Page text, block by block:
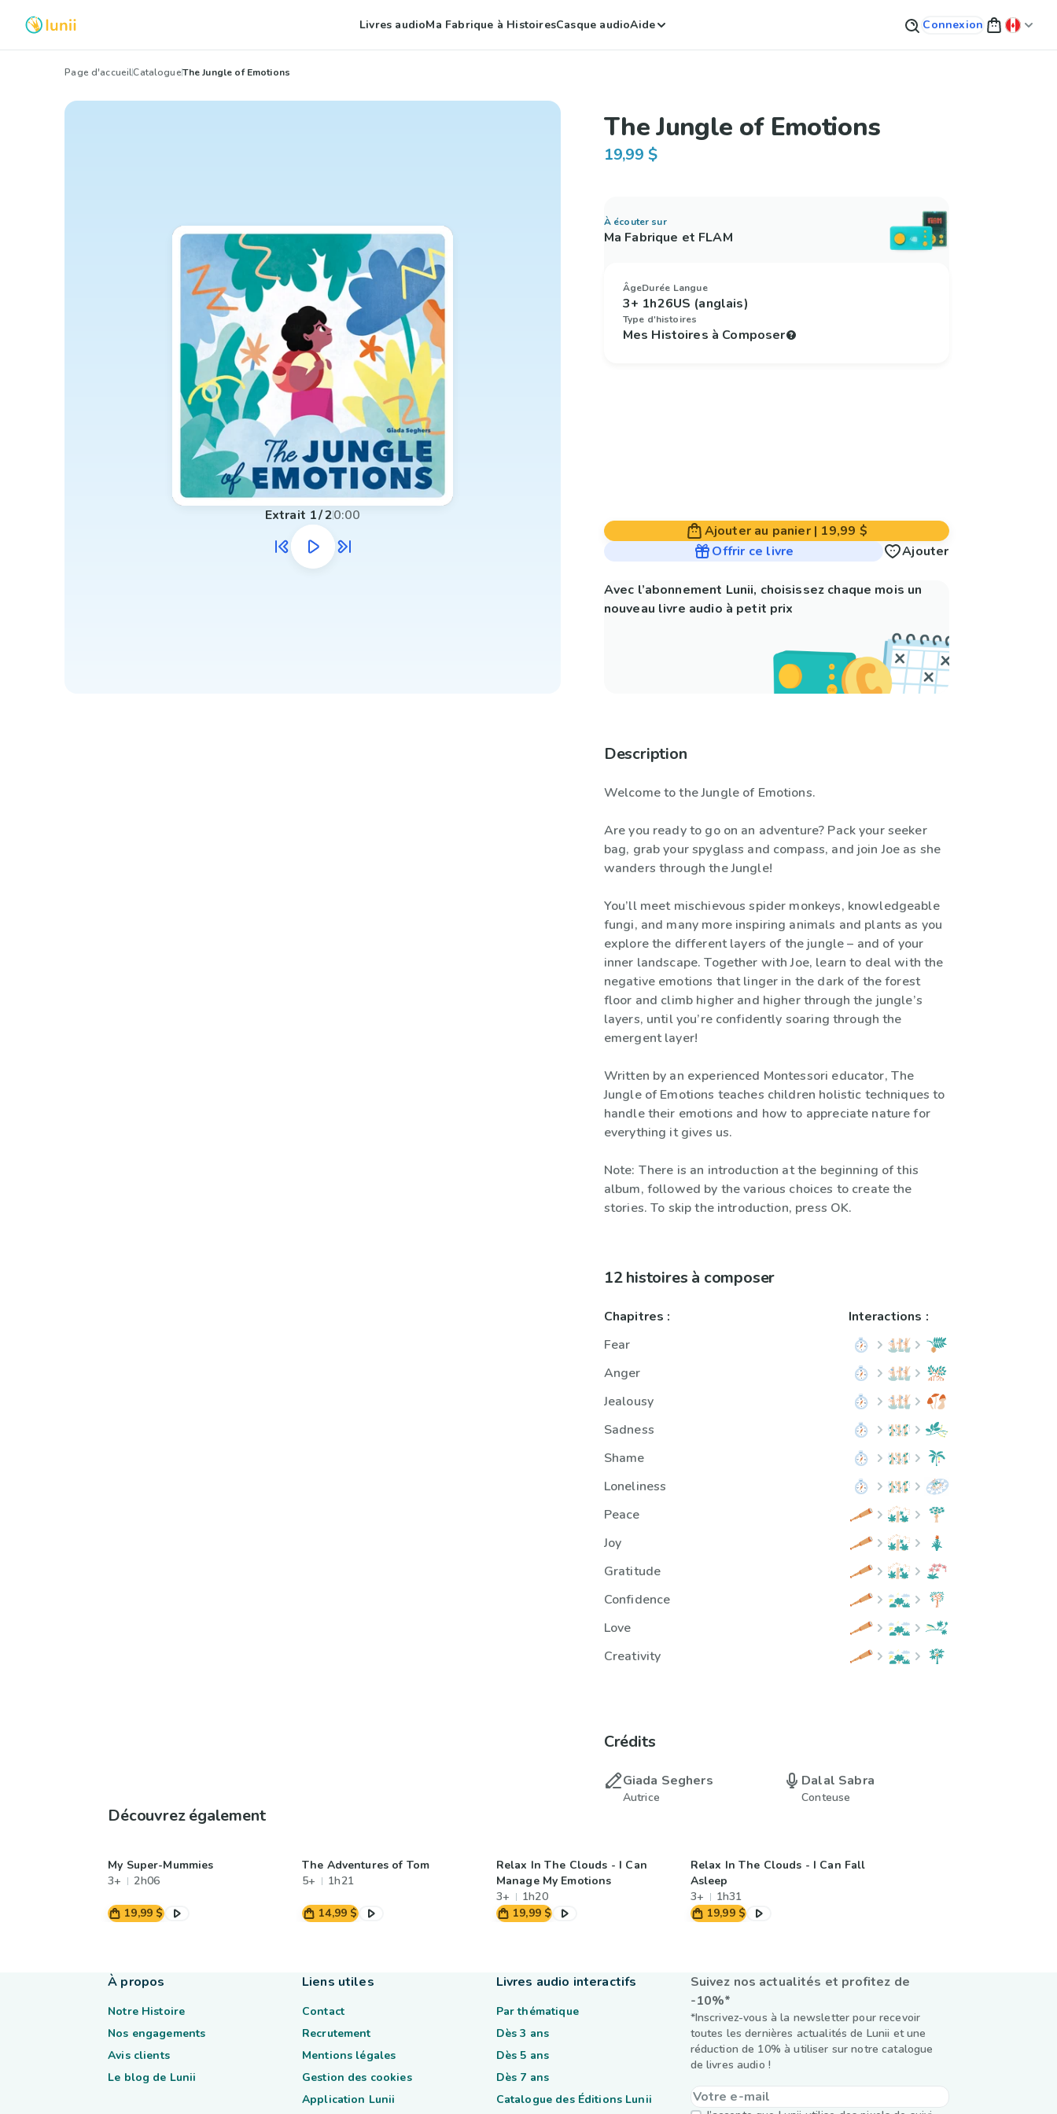
Livres audioMa Fabrique à HistoiresCasque audioAide Connexion
Page d'accueilCatalogueThe Jungle of Emotions
Extrait 1/20:00
The Jungle of Emotions
19,99 $
À écouter sur
Ma Fabrique et FLAM
Âge
3+
Durée
1h26
Langue
US (anglais)
Type d'histoires
Mes Histoires à Composer
Ajouter au panier| 19,99 $
Offrir ce livre
Ajouter
Avec l’abonnement Lunii, choisissez chaque mois un
nouveau livre audio à petit prix
Description
Welcome to the Jungle of Emotions.
Are you ready to go on an adventure? Pack your seeker
bag, grab your spyglass and compass, and join Joe as she
wanders through the Jungle!
You’ll meet mischievous spider monkeys, knowledgeable
fungi, and many more inspiring animals and plants as you
explore the different layers of the jungle – and of your
inner landscape. Together with Joe, learn to deal with the
negative emotions that linger in the dark of the forest
floor and climb higher and higher through the jungle’s
layers, until you’re confidently soaring through the
emergent layer!
Written by an experienced Montessori educator, The
Jungle of Emotions teaches children holistic techniques to
handle their emotions and how to appreciate nature for
everything it gives us.
Note: There is an introduction at the beginning of this
album, followed by the various choices to create the
stories. To skip the introduction, press OK.
12 histoires à composer
Chapitres :
Fear
Anger
Jealousy
Sadness
Shame
Loneliness
Peace
Joy
Gratitude
Confidence
Love
Creativity
Interactions :
Crédits
Giada Seghers
Autrice
Dalal Sabra
Conteuse
Découvrez également
My Super-Mummies
3+
2h06
19,99 $
The Adventures of Tom
5+
1h21
14,99 $
Relax In The Clouds - I Can
Manage My Emotions
3+
1h20
19,99 $
Relax In The Clouds - I Can Fall
Asleep
3+
1h31
19,99 $
Suivez nos actualités et profitez de
-10%*
*Inscrivez-vous à la newsletter pour recevoir
toutes les dernières actualités de Lunii et une
réduction de 10% à utiliser sur notre catalogue
de livres audio !
À propos
Notre Histoire
Nos engagements
Avis clients
Le blog de Lunii
Liens utiles
Contact
Recrutement
Mentions légales
Gestion des cookies
Application Lunii
Livres audio interactifs
Par thématique
Dès 3 ans
Dès 5 ans
Dès 7 ans
Catalogue des Éditions Lunii